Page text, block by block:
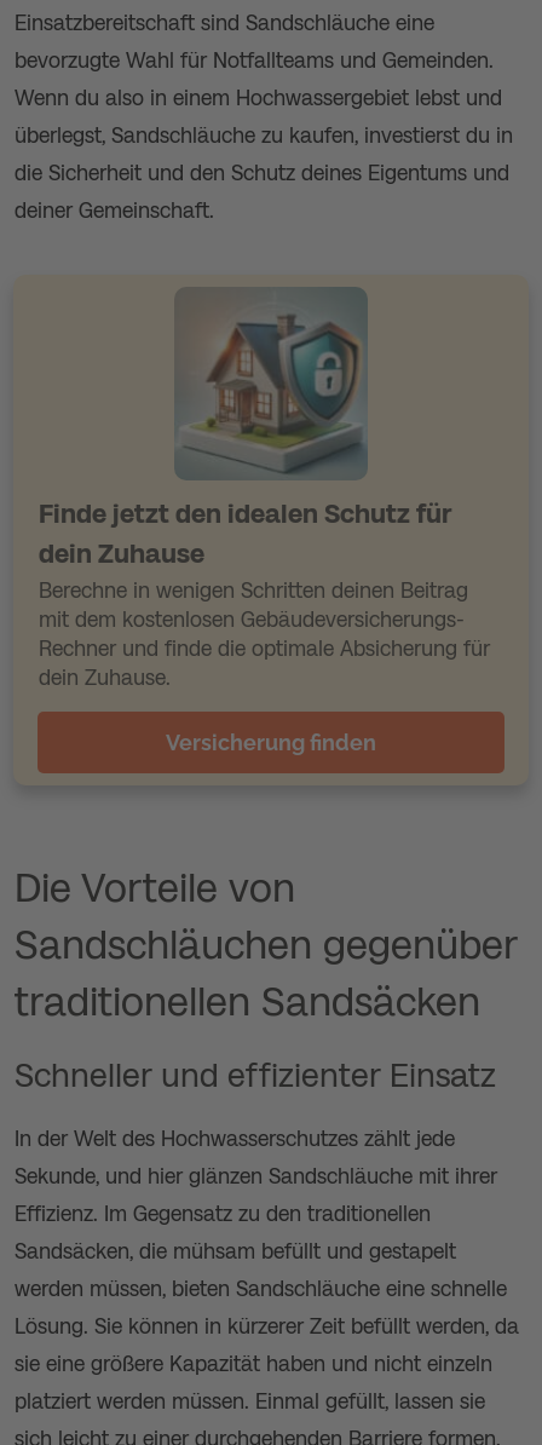
Einsatzbereitschaft sind Sandschläuche eine
bevorzugte Wahl für Notfallteams und Gemeinden.
Wenn du also in einem Hochwassergebiet lebst und
überlegst, Sandschläuche zu kaufen, investierst du in
die Sicherheit und den Schutz deines Eigentums und
deiner Gemeinschaft.
Finde jetzt den idealen Schutz für
dein Zuhause
Berechne in wenigen Schritten deinen Beitrag
mit dem kostenlosen Gebäudeversicherungs-
Rechner und finde die optimale Absicherung für
dein Zuhause.
Versicherung finden
Die Vorteile von
Sandschläuchen gegenüber
traditionellen Sandsäcken
Schneller und effizienter Einsatz
In der Welt des Hochwasserschutzes zählt jede
Sekunde, und hier glänzen Sandschläuche mit ihrer
Effizienz. Im Gegensatz zu den traditionellen
Sandsäcken, die mühsam befüllt und gestapelt
werden müssen, bieten Sandschläuche eine schnelle
Lösung. Sie können in kürzerer Zeit befüllt werden, da
sie eine größere Kapazität haben und nicht einzeln
platziert werden müssen. Einmal gefüllt, lassen sie
sich leicht zu einer durchgehenden Barriere formen.